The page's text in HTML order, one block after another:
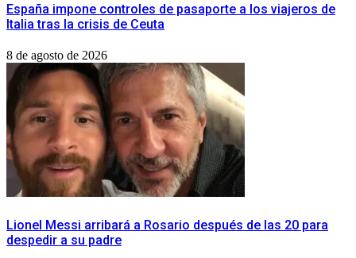
España impone controles de pasaporte a los viajeros de
Italia tras la crisis de Ceuta
8 de agosto de 2026
Lionel Messi arribará a Rosario después de las 20 para
despedir a su padre